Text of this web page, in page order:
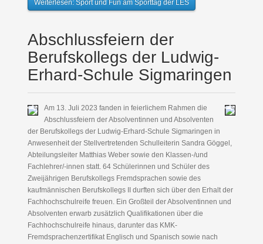
Weiterlesen: Sport und Fun am Sporttag der LES
Abschlussfeiern der
Berufskollegs der Ludwig-
Erhard-Schule Sigmaringen
Am 13. Juli 2023 fanden in feierlichem Rahmen die
Abschlussfeiern der Absolventinnen und Absolventen
der Berufskollegs der Ludwig-Erhard-Schule Sigmaringen in
Anwesenheit der Stellvertretenden Schulleiterin Sandra Göggel,
Abteilungsleiter Matthias Weber sowie den Klassen-/und
Fachlehrer/-innen statt. 64 Schülerinnen und Schüler des
Zweijährigen Berufskollegs Fremdsprachen sowie des
kaufmännischen Berufskollegs II durften sich über den Erhalt der
Fachhochschulreife freuen. Ein Großteil der Absolventinnen und
Absolventen erwarb zusätzlich Qualifikationen über die
Fachhochschulreife hinaus, darunter das KMK-
Fremdsprachenzertifikat Englisch und Spanisch sowie nach